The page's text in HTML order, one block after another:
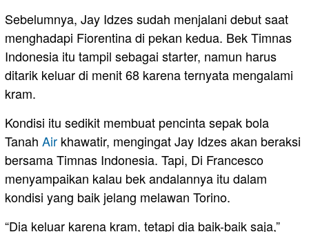
Sebelumnya, Jay Idzes sudah menjalani debut saat
menghadapi Fiorentina di pekan kedua. Bek Timnas
Indonesia itu tampil sebagai starter, namun harus
ditarik keluar di menit 68 karena ternyata mengalami
kram.
Kondisi itu sedikit membuat pencinta sepak bola
Tanah Air khawatir, mengingat Jay Idzes akan beraksi
bersama Timnas Indonesia. Tapi, Di Francesco
menyampaikan kalau bek andalannya itu dalam
kondisi yang baik jelang melawan Torino.
“Dia keluar karena kram, tetapi dia baik-baik saja,”